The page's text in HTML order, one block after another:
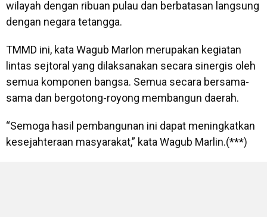
wilayah dengan ribuan pulau dan berbatasan langsung
dengan negara tetangga.
TMMD ini, kata Wagub Marlon merupakan kegiatan
lintas sejtoral yang dilaksanakan secara sinergis oleh
semua komponen bangsa. Semua secara bersama-
sama dan bergotong-royong membangun daerah.
“Semoga hasil pembangunan ini dapat meningkatkan
kesejahteraan masyarakat,” kata Wagub Marlin.(***)